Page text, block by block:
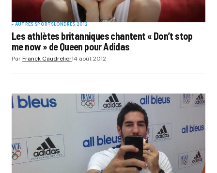
AUTRES SPORTSLONDRES 2012
Les athlètes britanniques chantent « Don’t stop
me now » de Queen pour Adidas
ParFranck Caudrelier14 août 2012